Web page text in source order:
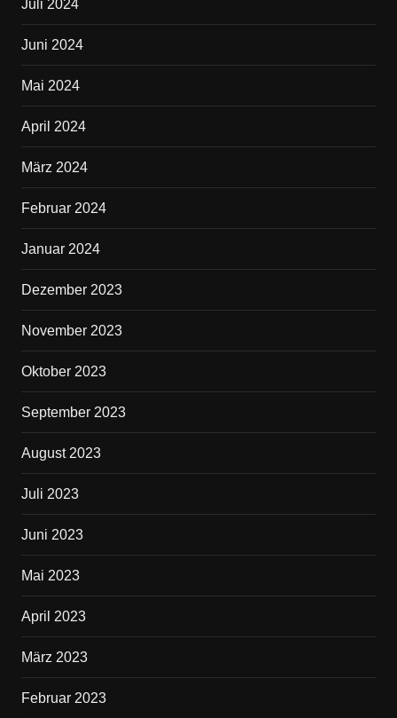
Juli 2024
Juni 2024
Mai 2024
April 2024
März 2024
Februar 2024
Januar 2024
Dezember 2023
November 2023
Oktober 2023
September 2023
August 2023
Juli 2023
Juni 2023
Mai 2023
April 2023
März 2023
Februar 2023